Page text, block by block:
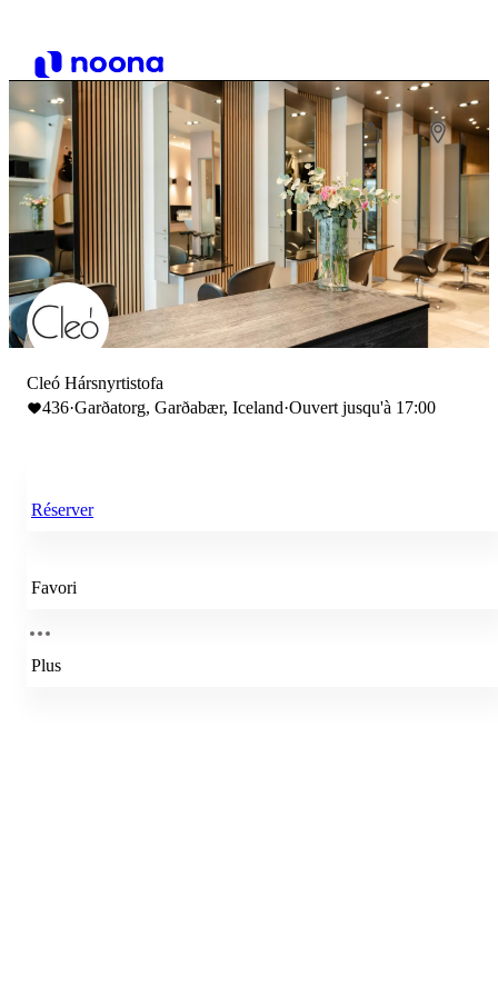
Cleó Hársnyrtistofa
436·Garðatorg, Garðabær, Iceland·Ouvert jusqu'à 17:00
Réserver
Favori
Plus